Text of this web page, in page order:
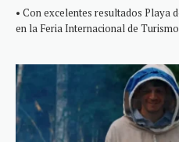
• Con excelentes resultados Playa
en la Feria Internacional de